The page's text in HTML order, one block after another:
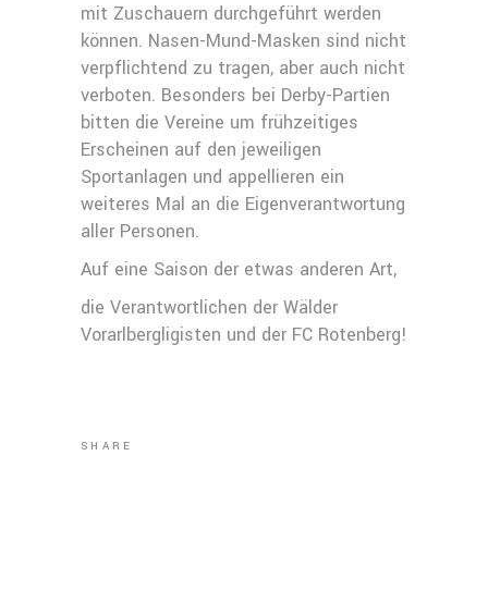
mit Zuschauern durchgeführt werden
können. Nasen-Mund-Masken sind nicht
verpflichtend zu tragen, aber auch nicht
verboten. Besonders bei Derby-Partien
bitten die Vereine um frühzeitiges
Erscheinen auf den jeweiligen
Sportanlagen und appellieren ein
weiteres Mal an die Eigenverantwortung
aller Personen.
Auf eine Saison der etwas anderen Art,
die Verantwortlichen der Wälder
Vorarlbergligisten und der FC Rotenberg!
SHARE